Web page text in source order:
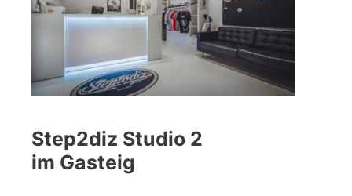
Step2diz Studio 2
im Gasteig